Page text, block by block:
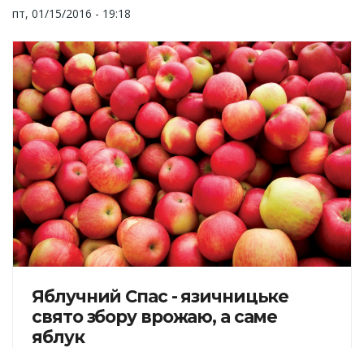
пт, 01/15/2016 - 19:18
Яблучний Спас - язичницьке
свято збору врожаю, а саме
яблук